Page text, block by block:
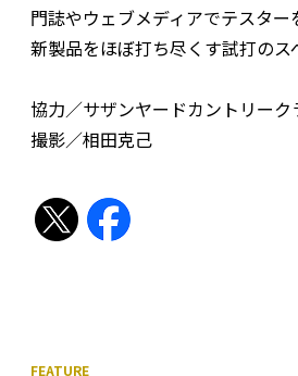
門誌やウェブメディアでテスター
新製品をほぼ打ち尽くす試打のス
協力／サザンヤードカントリーク
撮影／相田克己